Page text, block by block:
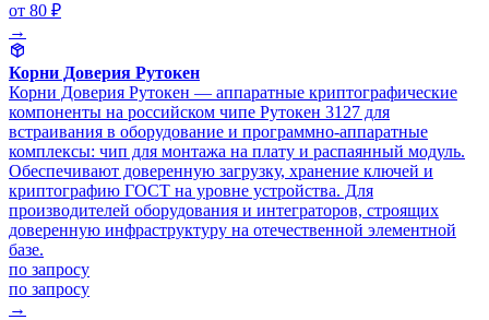
от 80 ₽
→
Корни Доверия Рутокен
Корни Доверия Рутокен — аппаратные криптографические
компоненты на российском чипе Рутокен 3127 для
встраивания в оборудование и программно-аппаратные
комплексы: чип для монтажа на плату и распаянный модуль.
Обеспечивают доверенную загрузку, хранение ключей и
криптографию ГОСТ на уровне устройства. Для
производителей оборудования и интеграторов, строящих
доверенную инфраструктуру на отечественной элементной
базе.
по запросу
по запросу
→